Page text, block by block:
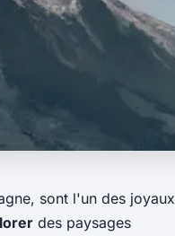
sont l'un des joyaux
des paysages